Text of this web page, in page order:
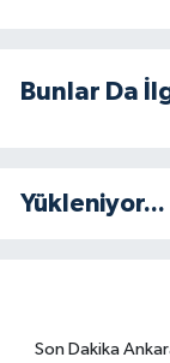
Bunlar Da
Yükleniyor...
Son Dakika